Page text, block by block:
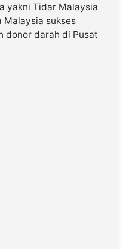
yakni Tidar Malaysia
Malaysia sukses
donor darah di Pusat